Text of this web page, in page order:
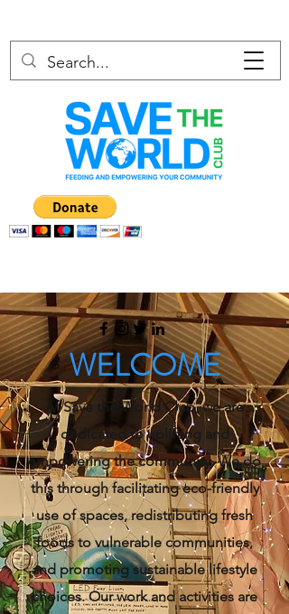
WELCOME
At Save the World Club, we are
dedicated to uplifting and
empowering the community. We do
this through facilitating eco-friendly
use of spaces, redistributing fresh
foods to vulnerable communities,
and promoting sustainable lifestyle
choices. Our work and activities are